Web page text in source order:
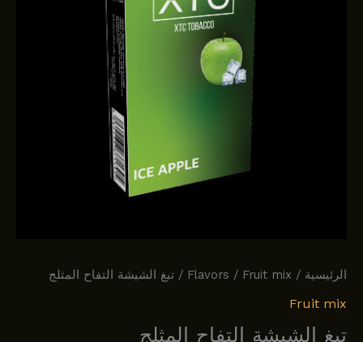
الرئيسية/
Flavors/Fruit mix / تبغ الشيشة التفاح المثلج
Fruit mix
تبغ الشيشة التفاح المثلج